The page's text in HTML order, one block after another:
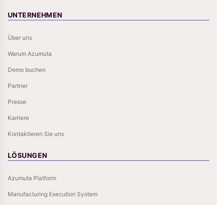
UNTERNEHMEN
Über uns
Warum Azumuta
Demo buchen
Partner
Presse
Karriere
Kontaktieren Sie uns
LÖSUNGEN
Azumuta Platform
Manufacturing Execution System